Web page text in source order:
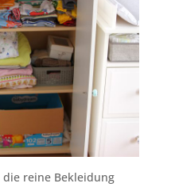
reine Bekleidung